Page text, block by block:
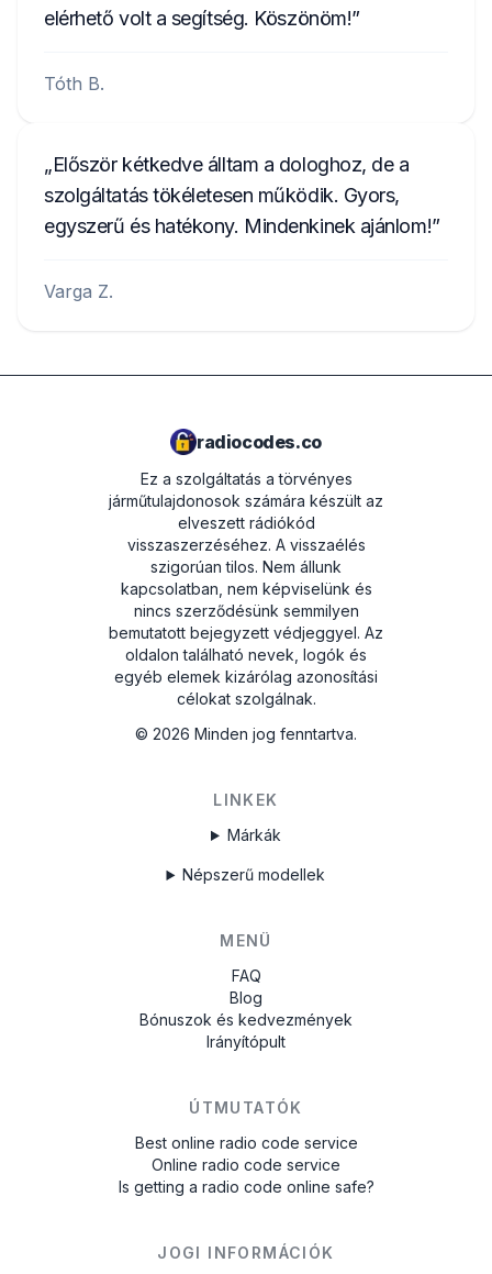
elérhető volt a segítség. Köszönöm!
Tóth B.
Először kétkedve álltam a dologhoz, de a
szolgáltatás tökéletesen működik. Gyors,
egyszerű és hatékony. Mindenkinek ajánlom!
Varga Z.
radiocodes.co
Ez a szolgáltatás a törvényes
járműtulajdonosok számára készült az
elveszett rádiókód
visszaszerzéséhez. A visszaélés
szigorúan tilos. Nem állunk
kapcsolatban, nem képviselünk és
nincs szerződésünk semmilyen
bemutatott bejegyzett védjeggyel. Az
oldalon található nevek, logók és
egyéb elemek kizárólag azonosítási
célokat szolgálnak.
© 2026 Minden jog fenntartva.
LINKEK
Márkák
Népszerű modellek
MENÜ
FAQ
Blog
Bónuszok és kedvezmények
Irányítópult
ÚTMUTATÓK
Best online radio code service
Online radio code service
Is getting a radio code online safe?
JOGI INFORMÁCIÓK